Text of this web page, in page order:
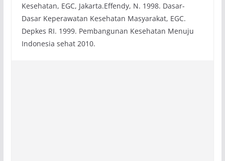
Kesehatan, EGC, Jakarta.Effendy, N. 1998. Dasar-
Dasar Keperawatan Kesehatan Masyarakat, EGC.
Depkes RI. 1999. Pembangunan Kesehatan Menuju
Indonesia sehat 2010.